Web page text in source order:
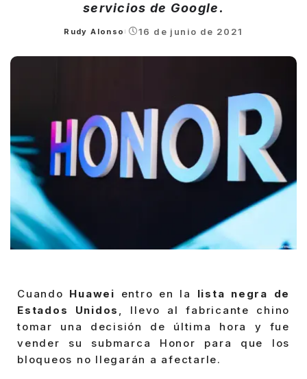
servicios de Google.
Posted
Rudy Alonso 16 de junio de 2021
Cuando Huawei entro en la
lista negra de
Estados Unidos , llevo al fabricante chino
tomar una decisión de última hora y fue
vender su submarca Honor para que los
bloqueos no llegarán a afectarle.